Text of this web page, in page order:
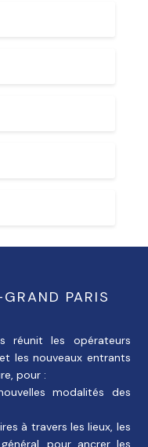
PARIS
réunit les opérateurs
les nouveaux entrants
pour :
modalités des
à travers les lieux, les
pour ancrer les